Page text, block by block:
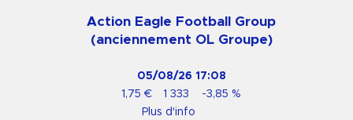
Action Eagle Football Group
(anciennement OL Groupe)
05/08/26 17:08
1,75 € 1 333 -3,85 %
Plus d'info